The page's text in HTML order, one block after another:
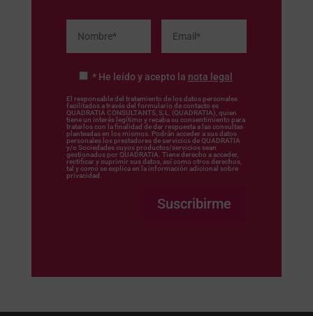
* He leído y acepto la nota legal
El responsable del tratamiento de los datos personales
facilitados a través del formulario de contacto es
QUADRATIA CONSULTANTS, S.L. (QUADRATIA), quien
tiene un interés legítimo y recaba su consentimiento para
tratarlos con la finalidad de dar respuesta a las consultas
planteadas en los mismos. Podrán acceder a sus datos
personales los prestadores de servicios de QUADRATIA
y/o Sociedades cuyos productos/servicios sean
gestionados por QUADRATIA. Tiene derecho a acceder,
rectificar y suprimir sus datos, así como otros derechos,
tal y como se explica en la información adicional sobre
privacidad.
Suscribirme